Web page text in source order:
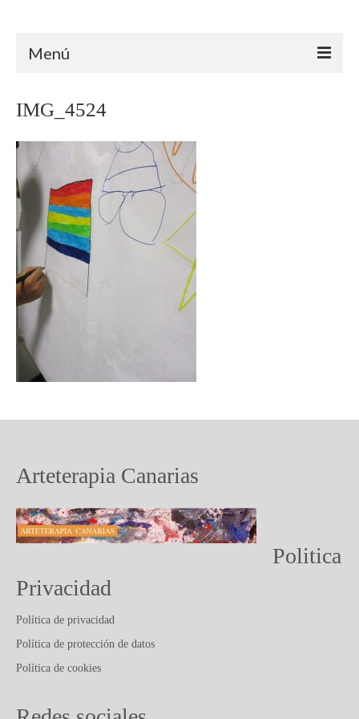
Menú
ÁMBITO CLÍNICO
ÁMBITO EDUCATIVO
ÁMBITO SOCIAL
TRAYECTORIA
FORMACIÓN
PROYECTOS
IMG_4524
Arteterapia Canarias
Politica
Privacidad
Política de privacidad
Política de protección de datos
Política de cookies